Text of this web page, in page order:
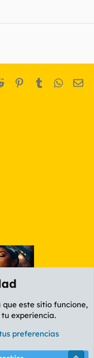
r
Reddit Pinterest
Tumblr
que este sitio funcione,
experiencia.
preferencias